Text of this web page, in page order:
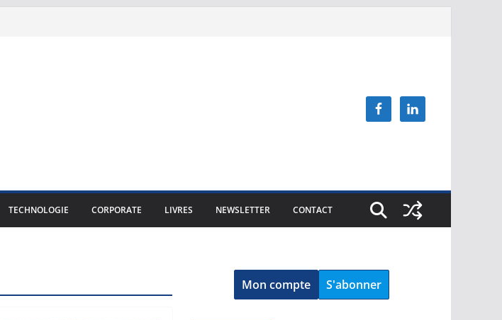
TECHNOLOGIE CORPORATE LIVRES NEWSLETTER CONTACT
Mon compte S'abonner